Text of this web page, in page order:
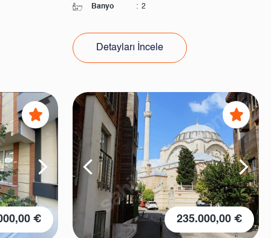
Banyo : 2
Detayları İncele
€ 235.000,00 €